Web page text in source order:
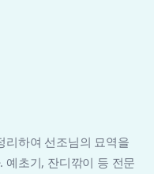
리하여 선조님의 묘역을
예초기, 잔디깎이 등 전문